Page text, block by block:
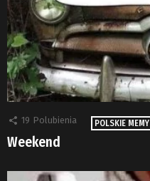
19 Polubienia POLSKIE MEMY
Weekend